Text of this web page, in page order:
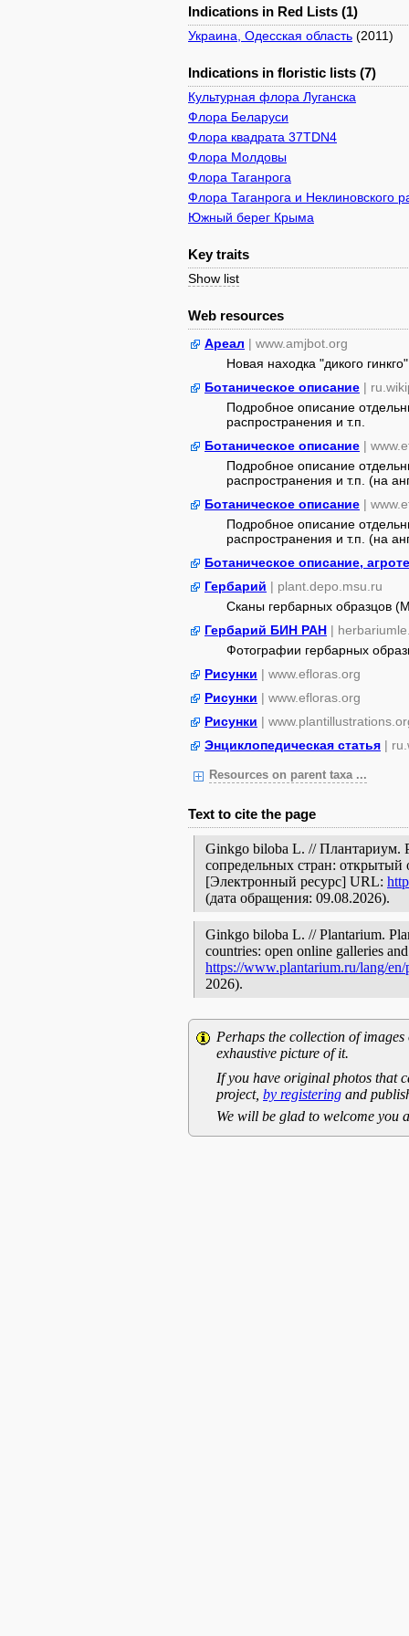
Indications in Red Lists (1)
Украина, Одесская область (2011)
Indications in floristic lists (7)
Культурная флора Луганска
Флора Беларуси
Флора квадрата 37TDN4
Флора Молдовы
Флора Таганрога
Флора Таганрога и Неклиновского
Южный берег Крыма
Key traits
Show list
Web resources
Ареал | www.amjbot.org
Новая находка "дикого
Ботаническое описание |
Подробное описание
распространения и т.п.
Ботаническое описание |
Подробное описание
распространения и т.п. (на
Ботаническое описание |
Подробное описание
распространения и т.п. (на
Ботаническое описание,
Гербарий | plant.depo.msu.ru
Сканы гербарных образцов
Гербарий БИН РАН |
Фотографии гербарных
Рисунки | www.efloras.org
Рисунки | www.efloras.org
Рисунки |
Энциклопедическая статья |
Resources on parent taxa ...
Text to cite the page
Ginkgo biloba L. // Плантариум.
сопредельных стран: открытый
[Электронный ресурс] URL:
(дата обращения: 09.08.2026).
Ginkgo biloba L. // Plantarium.
countries: open online galleries
https://www.plantarium.ru/lang/
2026).
Perhaps the collection of
exhaustive picture of it.
If you have original photos that
project, by registering and
We will be glad to welcome